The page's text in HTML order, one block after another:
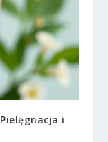
i